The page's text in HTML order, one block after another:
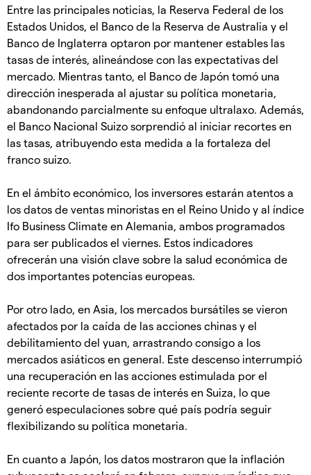
Entre las principales noticias, la Reserva Federal de los
Estados Unidos, el Banco de la Reserva de Australia y el
Banco de Inglaterra optaron por mantener estables las
tasas de interés, alineándose con las expectativas del
mercado. Mientras tanto, el Banco de Japón tomó una
dirección inesperada al ajustar su política monetaria,
abandonando parcialmente su enfoque ultralaxo. Además,
el Banco Nacional Suizo sorprendió al iniciar recortes en
las tasas, atribuyendo esta medida a la fortaleza del
franco suizo.
En el ámbito económico, los inversores estarán atentos a
los datos de ventas minoristas en el Reino Unido y al índice
Ifo Business Climate en Alemania, ambos programados
para ser publicados el viernes. Estos indicadores
ofrecerán una visión clave sobre la salud económica de
dos importantes potencias europeas.
Por otro lado, en Asia, los mercados bursátiles se vieron
afectados por la caída de las acciones chinas y el
debilitamiento del yuan, arrastrando consigo a los
mercados asiáticos en general. Este descenso interrumpió
una recuperación en las acciones estimulada por el
reciente recorte de tasas de interés en Suiza, lo que
generó especulaciones sobre qué país podría seguir
flexibilizando su política monetaria.
En cuanto a Japón, los datos mostraron que la inflación